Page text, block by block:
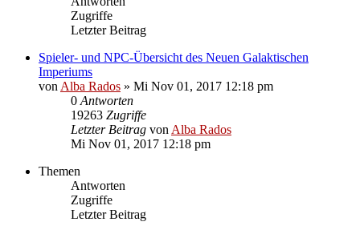
Zugriffe
Letzter Beitrag
Spieler- und NPC-Übersicht des Neuen Galaktischen
Imperiums
von Alba Rados » Mi Nov 01, 2017 12:18 pm
0 Antworten
19263 Zugriffe
Letzter Beitrag von Alba Rados
Mi Nov 01, 2017 12:18 pm
Themen
Antworten
Zugriffe
Letzter Beitrag